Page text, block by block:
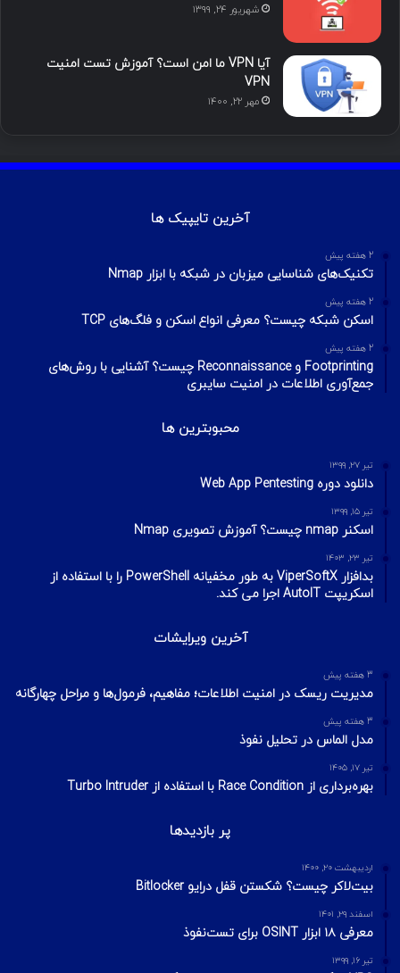
شهریور ۲۴, ۱۳۹۹
آیا VPN ما امن است؟ آموزش تست امنیت
VPN
مهر ۲۲, ۱۴۰۰
آخرین تایپیک ها
2 هفته پیش
تکنیک‌های شناسایی میزبان در شبکه با ابزار Nmap
2 هفته پیش
اسکن شبکه چیست؟ معرفی انواع اسکن و فلگ‌های TCP
2 هفته پیش
Footprinting و Reconnaissance چیست؟ آشنایی با روش‌های
جمع‌آوری اطلاعات در امنیت سایبری
محبوبترین ها
تیر ۲۷, ۱۳۹۹
دانلود دوره Web App Pentesting
تیر ۱۵, ۱۳۹۹
اسکنر nmap چیست؟ آموزش تصویری Nmap
تیر ۲۳, ۱۴۰۳
بدافزار ViperSoftX به طور مخفیانه PowerShell را با استفاده از
اسکریپت AutoIT اجرا می کند.
آخرین ویرایشات
3 هفته پیش
مدیریت ریسک در امنیت اطلاعات؛ مفاهیم، فرمول‌ها و مراحل چهارگانه
3 هفته پیش
مدل الماس در تحلیل نفوذ
تیر ۱۷, ۱۴۰۵
بهره‌برداری از Race Condition با استفاده از Turbo Intruder
پر بازدیدها
اردیبهشت ۲۰, ۱۴۰۰
بیت‌لاکر چیست؟ شکستن قفل درایو Bitlocker
اسفند ۲۹, ۱۴۰۱
معرفی ۱۸ ابزار OSINT برای تست‌نفوذ
تیر ۱۶, ۱۳۹۹